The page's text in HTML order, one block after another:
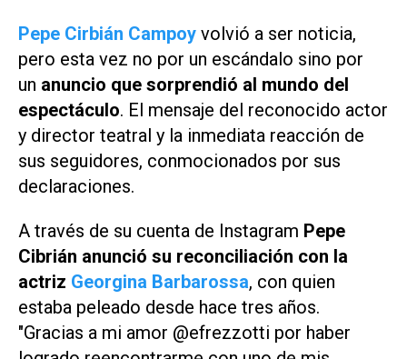
Pepe Cirbián Campoy volvió a ser noticia,
pero esta vez no por un escándalo sino por
un anuncio que sorprendió al mundo del
espectáculo. El mensaje del reconocido actor
y director teatral y la inmediata reacción de
sus seguidores, conmocionados por sus
declaraciones.
A través de su cuenta de Instagram Pepe
Cibrián anunció su reconciliación con la
actriz Georgina Barbarossa, con quien
estaba peleado desde hace tres años.
"Gracias a mi amor @efrezzotti por haber